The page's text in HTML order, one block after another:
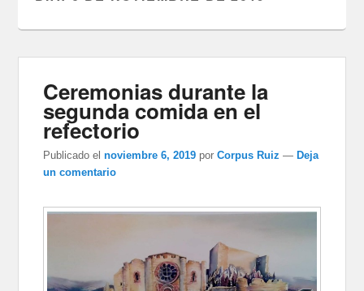
Ceremonias durante la
segunda comida en el
refectorio
Publicado el noviembre 6, 2019 porCorpus Ruiz — Deja
un comentario